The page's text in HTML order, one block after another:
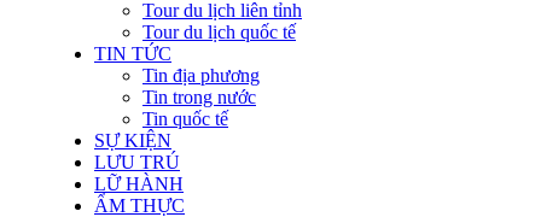
Tour du lịch liên tỉnh
Tour du lịch quốc tế
TIN TỨC
Tin địa phương
Tin trong nước
Tin quốc tế
SỰ KIỆN
LƯU TRÚ
LỮ HÀNH
ẨM THỰC